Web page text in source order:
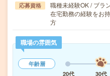
応募資格
職種未経験OK / ブラ
在宅勤務の経験をお
方
職場の雰囲気
年齢層
20代
30代